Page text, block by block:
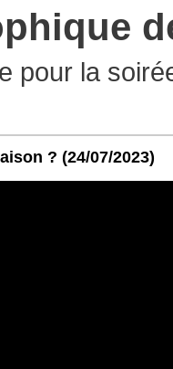
pour la
? (24/07/2023)